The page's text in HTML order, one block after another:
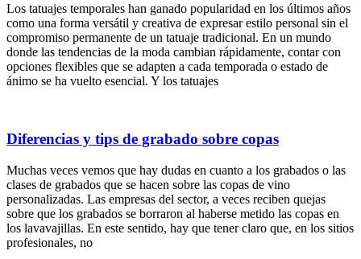
Los tatuajes temporales han ganado popularidad en los últimos años
como una forma versátil y creativa de expresar estilo personal sin el
compromiso permanente de un tatuaje tradicional. En un mundo
donde las tendencias de la moda cambian rápidamente, contar con
opciones flexibles que se adapten a cada temporada o estado de
ánimo se ha vuelto esencial. Y los tatuajes
Diferencias y tips de grabado sobre copas
Muchas veces vemos que hay dudas en cuanto a los grabados o las
clases de grabados que se hacen sobre las copas de vino
personalizadas. Las empresas del sector, a veces reciben quejas
sobre que los grabados se borraron al haberse metido las copas en
los lavavajillas. En este sentido, hay que tener claro que, en los sitios
profesionales, no